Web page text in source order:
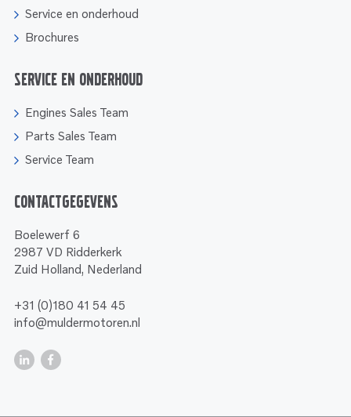
Service en onderhoud
Brochures
Service en onderhoud
Engines Sales Team
Parts Sales Team
Service Team
Contactgegevens
Boelewerf 6
2987 VD Ridderkerk
Zuid Holland, Nederland
+31 (0)180 41 54 45
info@muldermotoren.nl